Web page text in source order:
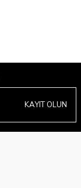
KAYIT OLUN